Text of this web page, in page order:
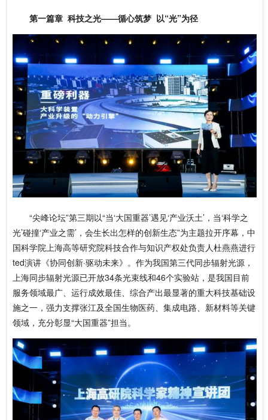
第一篇章 科技之光——循心筑梦 以“光”为径
“尖峰论坛”第三期以“当‘大国重器’遇见‘产业沃土’，当‘科学之
光’碰撞‘产业之需’，会生长出怎样的创新生态”为主题拉开序幕，中
国科学院上海高等研究院科技合作与知识产权处负责人杜燕燕进行
ted演讲《协同创新·驱动未来》。作为我国第三代同步辐射光源，
上海同步辐射光源已开放34条光束线和46个实验站，是我国目前
服务领域最广、运行成效最佳、综合产出最显著的重大科技基础设
施之一，强力支撑张江及全国生物医药、集成电路、新材料等关键
领域，充分彰显“大国重器”担当。